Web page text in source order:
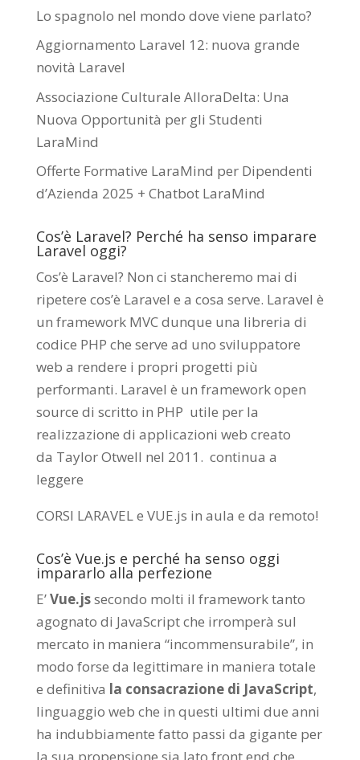
Lo spagnolo nel mondo dove viene parlato?
Aggiornamento Laravel 12: nuova grande
novità Laravel
Associazione Culturale AlloraDelta: Una
Nuova Opportunità per gli Studenti
LaraMind
Offerte Formative LaraMind per Dipendenti
d’Azienda 2025 + Chatbot LaraMind
Cos’è Laravel? Perché ha senso imparare
Laravel oggi?
Cos’è Laravel? Non ci stancheremo mai di
ripetere cos’è Laravel e a cosa serve. Laravel è
un framework MVC dunque una libreria di
codice PHP che serve ad uno sviluppatore
web a rendere i propri progetti più
performanti. Laravel è un framework open
source di scritto in PHP utile per la
realizzazione di applicazioni web creato
da Taylor Otwell nel 2011. continua a
leggere
CORSI LARAVEL e VUE.js in aula e da remoto!
Cos’è Vue.js e perché ha senso oggi
impararlo alla perfezione
E’Vue.jssecondo molti il framework tanto
agognato di JavaScript che irromperà sul
mercato in maniera “incommensurabile”, in
modo forse da legittimare in maniera totale
e definitiva la consacrazione di JavaScript,
linguaggio web che in questi ultimi due anni
ha indubbiamente fatto passi da gigante per